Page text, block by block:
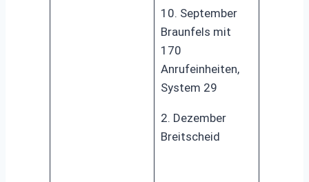
10. September
Braunfels mit
170
Anrufeinheiten,
System 29
2. Dezember
Breitscheid